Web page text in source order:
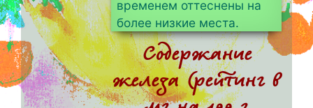
временем оттеснены на
более низкие места.
Содержание
железа (рейтинг в